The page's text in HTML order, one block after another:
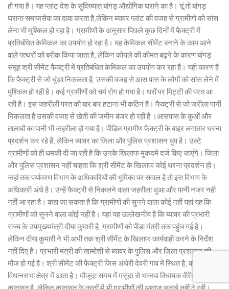
हो गया है। यह प्लांट देश के सुविख्यात बांगड़ औद्योगिक घराने का है। यूं तो बांगड़
घराना समाजसेवा का दावा करता है,लेकिन ब्यावर प्लांट की वजह से ग्रामीणों को सांस
लेना भी मुश्किल हो रहा है। ग्रामीणों के अनुसार पिछले कुछ दिनों में फैक्ट्री में
प्रतिबंधित केमिकल का उपयोग हो रहा है। यह केमिकल सीमेंट बनाने के काम आने
वाले पत्थरों को बरीक किया जाता है, लेकिन कोयले की कीमत बढ़ने के कारण बांगड़
समूह श्री सीमेंट फैक्ट्री में प्रतिबंधित केमिकल का उपयोग कर रहा है। यही कारण है
कि फैक्ट्री से जो धुंआ निकलता है, उसकी वजह से आस पास के लोगों को सांस लेने में
मुश्किल हो रही है। कई ग्रामीणों को चर्म रोग हो गया है। घरों पर मिट्टी की परत आ
रही है। इस जहरीली परत को बार बार हटाना भी कठिन है। फैक्ट्री से जो जरीला पानी
निकलता है उसकी वजह से खेती की जमीन बंजर हो रही है ।आसपास के कुओं और
तालाबों का पानी भी जहरीला हो गया है। पीड़ित ग्रामीण फैक्ट्री के बाहर लगातार धरना
प्रदर्शन कर रहे हैं, लेकिन ब्यावर का जिला और पुलिस प्रशासन चुप है। उल्टे
ग्रामीणों को ही धमकी दी जा रही है कि उनके खिलाफ मुकदमे दर्ज किए जाएंगे। जिला
और पुलिस प्रशासन नहीं चाहता कि श्री सीमेंट के खिलाफ कोई धरना प्रदर्शन हो।
जहां तक पर्यावरण विभाग के अधिकारियों की भूमिका पर सवाल है तो इस विभाग के
अधिकारी अंधे है। उन्हें फैक्ट्री से निकलने वाला जहरीला धुआ और पानी नजर नही
नहीं आ रहा है। कहा जा सकता है कि ग्रामीणों की सुनने वाला कोई नहीं यहां यह कि
ग्रामीणों को सुनने वाला कोई नहीं है। यहां यह उल्लेखनीय है कि ब्यावर की प्रभारी
राज्य के उपमुख्यमंत्री दीया कुमारी है, ग्रामीणों को पीड़ा मंत्री तक पहुंच गई है।
लेकिन दीया कुमारी ने भी अभी तक श्री सीमेंट के खिलाफ कार्यवाही करने के निर्देश
नहीं दिए है। प्रभारी मंत्री की खामोशी से ब्यावर के पुलिस और जिला प्रशासन की
मौज हो गई है। श्री सीमेंट की फैक्ट्री जिस अंधेरी देवरी गांव में स्थित है, वह मसूदा
विधानसभा क्षेत्र में आता है। मौजूदा समय में मसूदा से भाजपा विधायक वीरेंद्र सिंह